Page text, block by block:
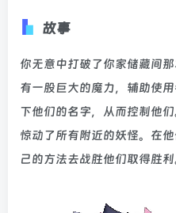
故事
你无意中打破了你家储藏间
有一股巨大的魔力，辅助使
下他们的名字，从而控制他
惊动了所有附近的妖怪。在
己的方法去战胜他们取得胜利